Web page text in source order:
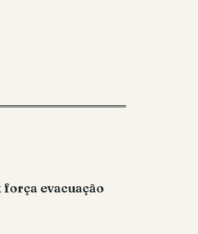
evacuação